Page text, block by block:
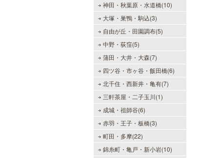
神田・秋葉原・水道橋(10)
大塚・巣鴨・駒込(3)
自由が丘・田園調布(5)
中野・荻窪(5)
蒲田・大井・大森(7)
四ツ谷・市ヶ谷・飯田橋(6)
北千住・西新井・亀有(7)
三軒茶屋・二子玉川(1)
成城・祖師谷(6)
赤羽・王子・板橋(3)
町田・多摩(22)
錦糸町・亀戸・新小岩(10)